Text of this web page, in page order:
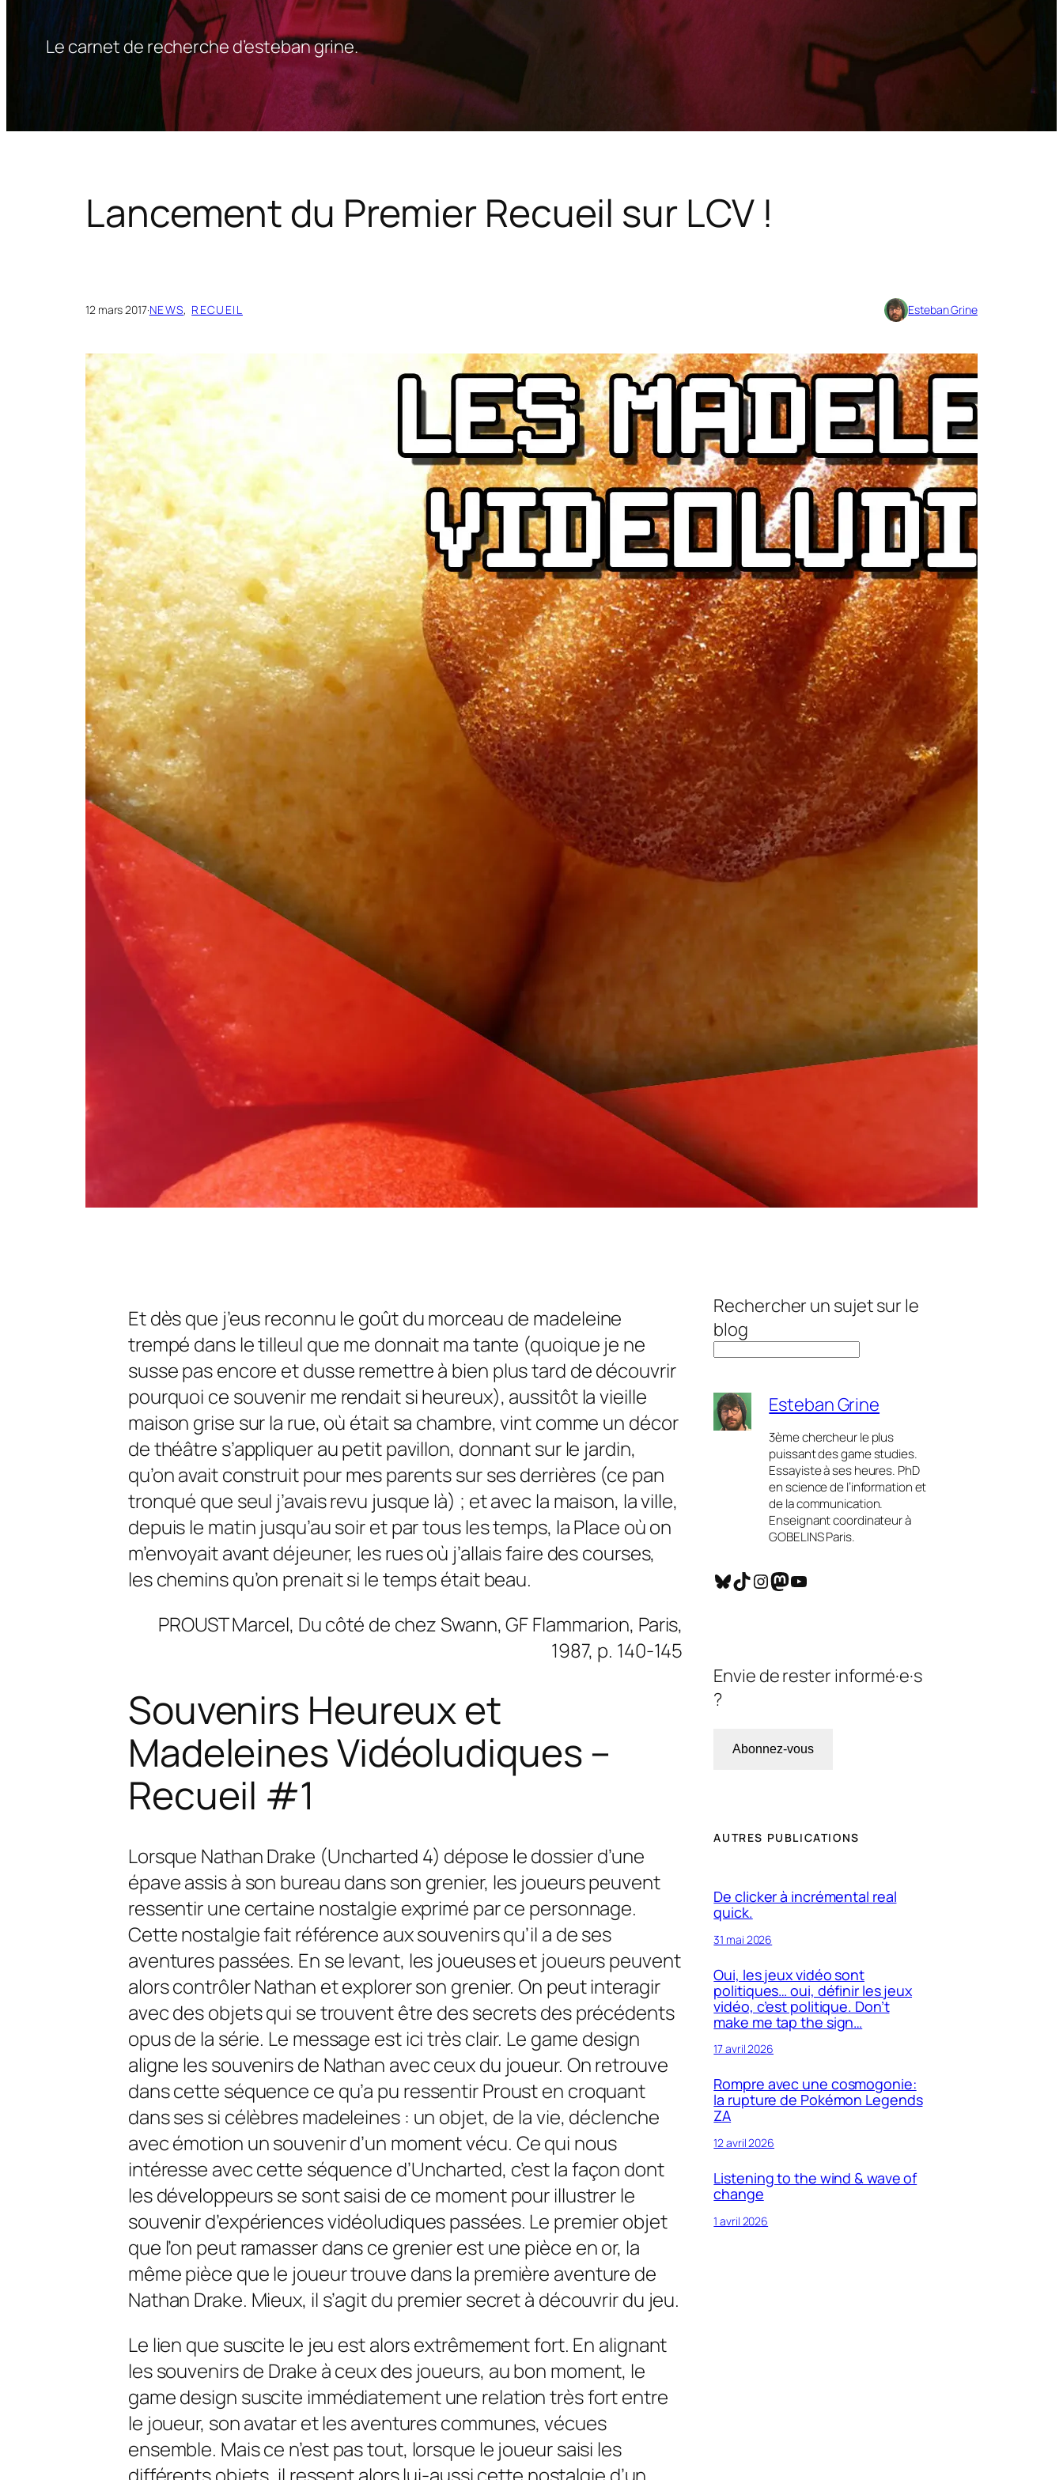
Le carnet de recherche d’esteban grine.
Lancement du Premier Recueil sur LCV !
12 mars 2017·NEWS, RECUEIL Esteban Grine
Et dès que j’eus reconnu le goût du morceau de madeleine
trempé dans le tilleul que me donnait ma tante (quoique je ne
susse pas encore et dusse remettre à bien plus tard de découvrir
pourquoi ce souvenir me rendait si heureux), aussitôt la vieille
maison grise sur la rue, où était sa chambre, vint comme un décor
de théâtre s’appliquer au petit pavillon, donnant sur le jardin,
qu’on avait construit pour mes parents sur ses derrières (ce pan
tronqué que seul j’avais revu jusque là) ; et avec la maison, la ville,
depuis le matin jusqu’au soir et par tous les temps, la Place où on
m’envoyait avant déjeuner, les rues où j’allais faire des courses,
les chemins qu’on prenait si le temps était beau.
PROUST Marcel, Du côté de chez Swann, GF Flammarion, Paris,
1987, p. 140-145
Souvenirs Heureux et
Madeleines Vidéoludiques –
Recueil #1
Lorsque Nathan Drake (Uncharted 4) dépose le dossier d’une
épave assis à son bureau dans son grenier, les joueurs peuvent
ressentir une certaine nostalgie exprimé par ce personnage.
Cette nostalgie fait référence aux souvenirs qu’il a de ses
aventures passées. En se levant, les joueuses et joueurs peuvent
alors contrôler Nathan et explorer son grenier. On peut interagir
avec des objets qui se trouvent être des secrets des précédents
opus de la série. Le message est ici très clair. Le game design
aligne les souvenirs de Nathan avec ceux du joueur. On retrouve
dans cette séquence ce qu’a pu ressentir Proust en croquant
dans ses si célèbres madeleines​ : un objet, de la vie, déclenche
avec émotion un souvenir d’un moment vécu. Ce qui nous
intéresse avec cette séquence d’Uncharted, c’est la façon dont
les développeurs se sont saisi de ce moment pour illustrer le
souvenir d’expériences vidéoludiques passées. Le premier objet
que l’on peut ramasser dans ce grenier est une pièce en or, la
même pièce que le joueur trouve dans la première aventure de
Nathan Drake. Mieux, il s’agit du premier secret à découvrir du jeu.
Le lien que suscite le jeu est alors extrêmement fort. En alignant
les souvenirs de Drake à ceux des joueurs, au bon moment, le
game design suscite immédiatement une relation très fort entre
le joueur, son avatar et les aventures communes, vécues
ensemble. Mais ce n’est pas tout, lorsque le joueur saisi les
différents objets, il ressent alors lui-aussi cette nostalgie d’un
Rechercher un sujet sur le
blog
Esteban Grine
3ème chercheur le plus
puissant des game studies.
Essayiste à ses heures. PhD
en science de l’information et
de la communication.
Enseignant coordinateur à
GOBELINS Paris.
Bluesky TikTok InstagramMastodon YouTube
Envie de rester informé·e·s
?
Abonnez-vous
AUTRES PUBLICATIONS
De clicker à incrémental real
quick.
31 mai 2026
Oui, les jeux vidéo sont
politiques… oui, définir les jeux
vidéo, c’est politique. Don’t
make me tap the sign…
17 avril 2026
Rompre avec une cosmogonie:
la rupture de Pokémon Legends
ZA
12 avril 2026
Listening to the wind & wave of
change
1 avril 2026